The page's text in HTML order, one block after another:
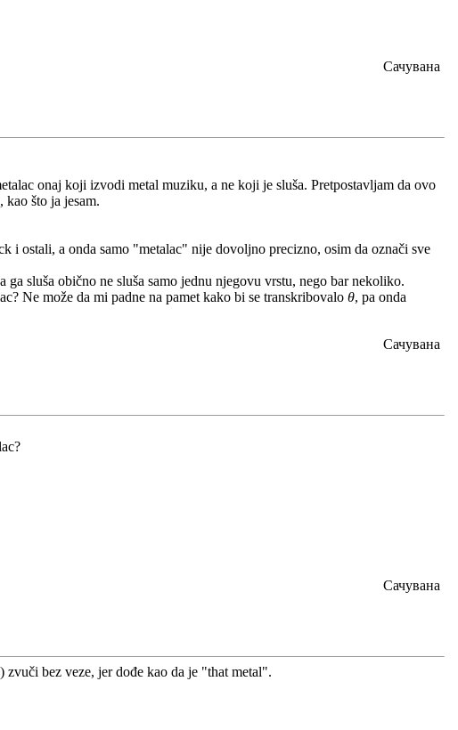
Сачувана
onaj koji izvodi metal muziku, a ne koji je sluša. Pretpostavljam da ovo
kao što ja jesam.
i ostali, a onda samo "metalac" nije dovoljno precizno, osim da označi sve
sluša obično ne sluša samo jednu njegovu vrstu, nego bar nekoliko.
Ne može da mi padne na pamet kako bi se transkribovalo θ, pa onda
Сачувана
Сачувана
bez veze, jer dođe kao da je "that metal".